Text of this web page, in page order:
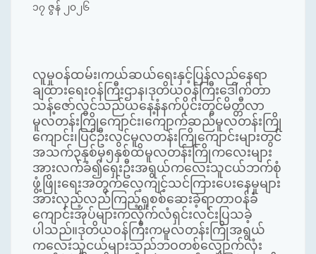
၁၇ ဇွန် ၂၀၂၆
လူမှုဝန်ထမ်း၊ကယ်ဆယ်ရေးနှင့်ပြန်လည်နေရာ
ချထားရေးဝန်ကြီးဌာန၊ဒုတိယဝန်ကြီးဒေါက်တာ
သန့်ဇော်လွင်သည်ယနေ့နံနက်ပိုင်းတွင်မိတ္တီလာ
မူလတန်းကြိုကျောင်း၊ကျောက်ဆည်မူလတန်းကြို
ကျောင်း၊ပြင်ဦးလွင်မူလတန်းကြိုကျောင်းများတွင်
အသက်၃နှစ်မှ၅နှစ်ထိမူလတန်းကြိုကလေးများ
အားလက်ခံ၍ရှေးဦးအရွယ်ကလေးသူငယ်ဘက်စုံ
ဖွံ့ဖြိုးရေးအတွက်လေ့ကျင့်သင်ကြားပေးနေမှုများ
အားလှည့်လည်ကြည့်ရှုစစ်ဆေးခဲ့ရာတာဝန်ခံ
ကျောင်းအုပ်များကလိုက်လံရှင်းလင်းပြသခဲ့
ပါသည်။ဒုတိယဝန်ကြီးကမူလတန်းကြိုအရွယ်
ကလေးသူငယ်များသည်ဘဝတစ်လျှောက်လုံး